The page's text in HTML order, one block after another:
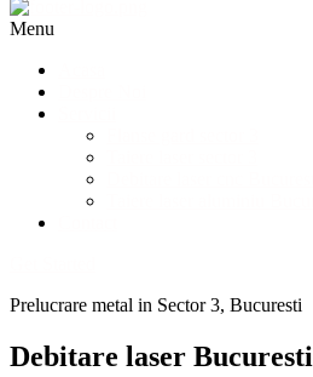
Menu
Prelucrare metal in Sector 3, Bucuresti
Debitare laser Bucuresti